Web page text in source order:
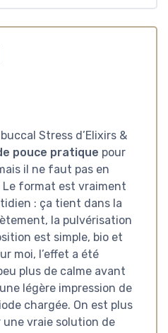
Stress d’Elixirs &
pouce pratique pour
il ne faut pas en
format est vraiment
: ça tient dans la
la pulvérisation
est simple, bio et
moi, l’effet a été
plus de calme avant
légère impression de
chargée. On est plus
vraie solution de